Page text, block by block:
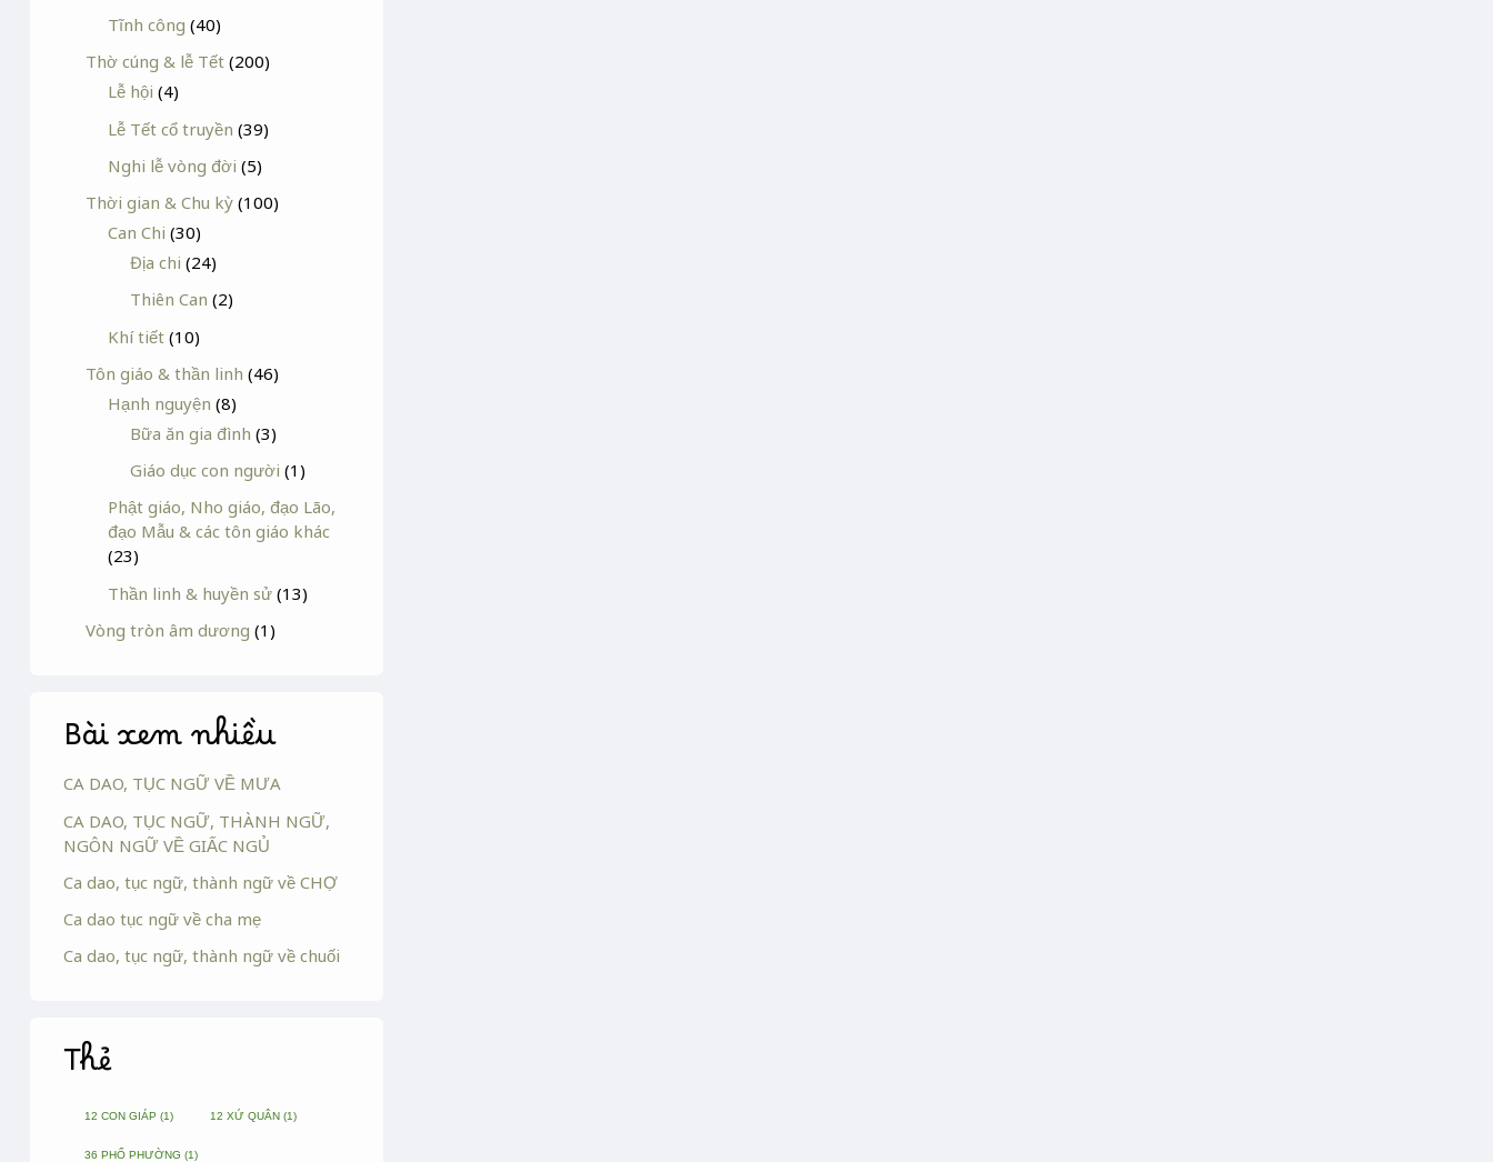
Tĩnh công (40)
Thờ cúng & lễ Tết (200)
Lễ hội (4)
Lễ Tết cổ truyền (39)
Nghi lễ vòng đời (5)
Thời gian & Chu kỳ (100)
Can Chi (30)
Địa chi (24)
Thiên Can (2)
Khí tiết (10)
Tôn giáo & thần linh (46)
Hạnh nguyện (8)
Bữa ăn gia đình (3)
Giáo dục con người (1)
Phật giáo, Nho giáo, đạo Lão,
đạo Mẫu & các tôn giáo khác
(23)
Thần linh & huyền sử (13)
Vòng tròn âm dương (1)
Bài xem nhiều
CA DAO, TỤC NGỮ VỀ MƯA
CA DAO, TỤC NGỮ, THÀNH NGỮ,
NGÔN NGỮ VỀ GIẤC NGỦ
Ca dao, tục ngữ, thành ngữ về CHỢ
Ca dao tục ngữ về cha mẹ
Ca dao, tục ngữ, thành ngữ về chuối
Thẻ
12 CON GIÁP (1) 12 XỨ QUÂN (1)
36 PHỐ PHƯỜNG (1)